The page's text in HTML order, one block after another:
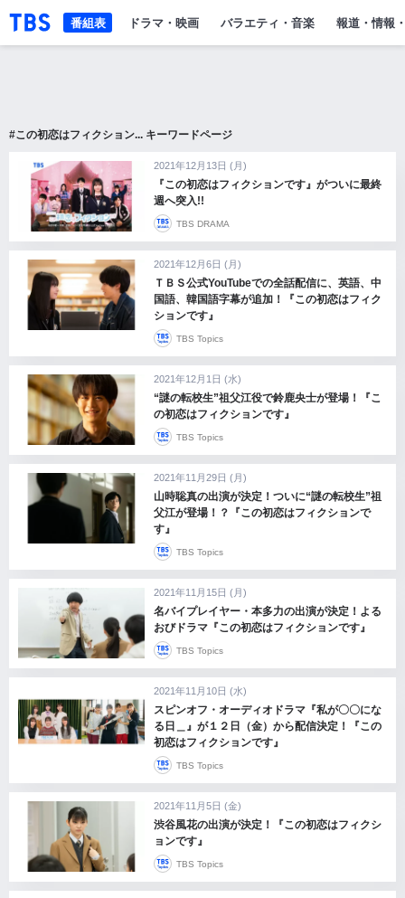
「TBSテレビ」トップページ
ドラマ・映画 バラエティ・音楽 報道・情報
番組表
#この初恋はフィクション... キーワードページ
2021年12月13日 (月)
『この初恋はフィクションです』がついに最終
週へ突入!!
TBS DRAMA
2021年12月6日 (月)
ＴＢＳ公式YouTubeでの全話配信に、英語、中
国語、韓国語字幕が追加！『この初恋はフィク
ションです』
TBS Topics
2021年12月1日 (水)
“謎の転校生”祖父江役で鈴鹿央士が登場！『こ
の初恋はフィクションです』
TBS Topics
2021年11月29日 (月)
山時聡真の出演が決定！ついに“謎の転校生”祖
父江が登場！？『この初恋はフィクションで
す』
TBS Topics
2021年11月15日 (月)
名バイプレイヤー・本多力の出演が決定！よる
おびドラマ『この初恋はフィクションです』
TBS Topics
2021年11月10日 (水)
スピンオフ・オーディオドラマ『私が〇〇にな
る日＿』が１２日（金）から配信決定！『この
初恋はフィクションです』
TBS Topics
2021年11月5日 (金)
渋谷風花の出演が決定！『この初恋はフィクシ
ョンです』
TBS Topics